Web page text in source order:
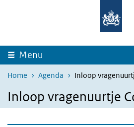
Overslaan en naar de inhoud gaan
Menu
Home Agenda Inloop
Inloop vragenuurtje